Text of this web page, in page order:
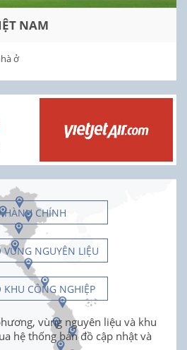
NAM
ở
HÀNH CHÍNH
NGUYÊN LIỆU
CÔNG NGHIỆP
vùng nguyên liệu và khu
hệ thống bản đồ cập nhật và